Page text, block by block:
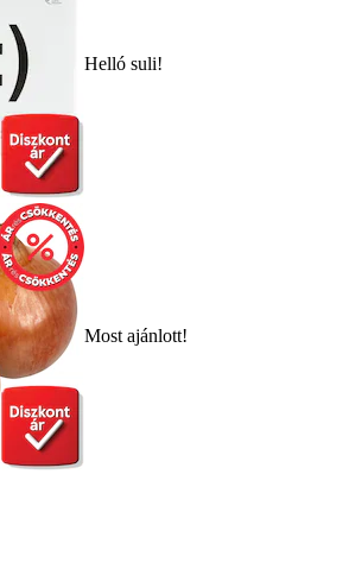
Helló suli!
Most ajánlott!